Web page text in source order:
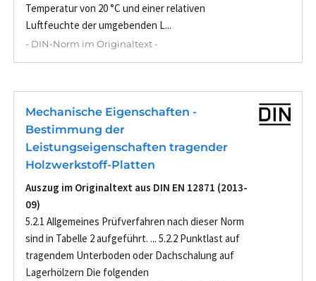
Temperatur von 20 °C und einer relativen
Luftfeuchte der umgebenden L...
- DIN-Norm im Originaltext -
Mechanische Eigenschaften -
Bestimmung der
Leistungseigenschaften tragender
Holzwerkstoff-Platten
Auszug im Originaltext aus DIN EN 12871 (2013-
09)
5.2.1 Allgemeines Prüfverfahren nach dieser Norm
sind in Tabelle 2 aufgeführt. ... 5.2.2 Punktlast auf
tragendem Unterboden oder Dachschalung auf
Lagerhölzern Die folgenden